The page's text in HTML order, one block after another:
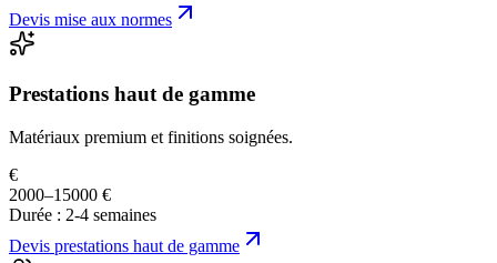
Devis mise aux normes
Prestations haut de gamme
Matériaux premium et finitions soignées.
€
2000–15000 €
Durée : 2-4 semaines
Devis prestations haut de gamme